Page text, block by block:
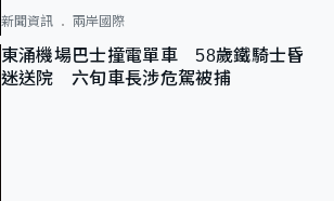
新聞資訊 兩岸國際
東涌機場巴士撞電單車 58歲鐵騎士昏
迷送院 六旬車長涉危駕被捕